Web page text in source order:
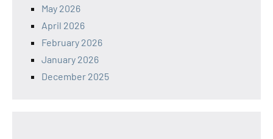
May 2026
April 2026
February 2026
January 2026
December 2025